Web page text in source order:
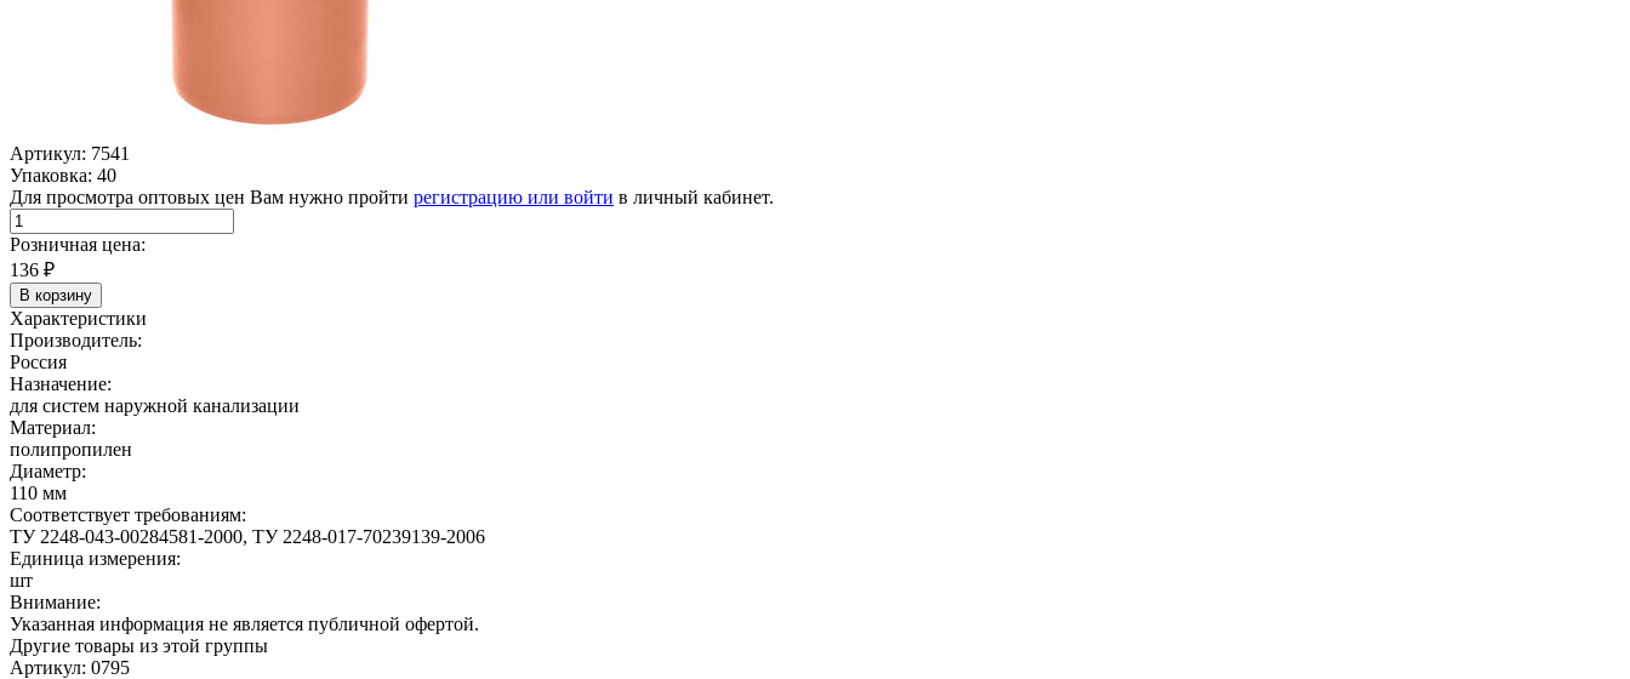
Артикул: 7541
Упаковка: 40
Для просмотра оптовых цен Вам нужно пройти регистрацию или войти в личный кабинет.
Розничная цена:
136 ₽
В корзину
Характеристики
Производитель:
Россия
Назначение:
для систем наружной канализации
Материал:
полипропилен
Диаметр:
110 мм
Соответствует требованиям:
ТУ 2248-043-00284581-2000, ТУ 2248-017-70239139-2006
Единица измерения:
шт
Внимание:
Указанная информация не является публичной офертой.
Другие товары из этой группы
Артикул: 0795